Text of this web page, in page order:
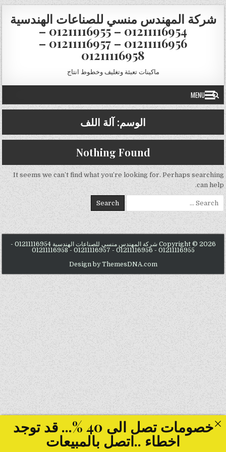
Skip to content
شركة المهندس منسي للصناعات الهندسية
01211116954 – 01211116955 –
01211116956 – 01211116957 –
01211116958
ماكينات تعبئة وتغليف وخطوط انتاج
MENU
الوسم:آلة اللف
Nothing Found
It seems we can’t find what you’re looking for. Perhaps searching
can help.
Search for:
Copyright © 2026 شركة المهندس منسي للصناعات الهندسية 01211116954 -
01211116955 - 01211116956 - 01211116957 - 01211116958
Design by ThemesDNA.com
خصومات تصل الى 40 %... قد توجد
اخطاء ..اتصل بالمبيعات